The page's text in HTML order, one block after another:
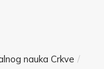
nauka Crkve